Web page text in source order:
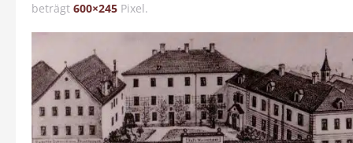
beträgt 600×245 Pixel.